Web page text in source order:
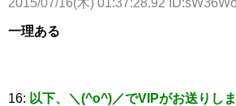
2015/07/16(木) 01:37:28.92
一理ある
16: 以下、＼(^o^)／でVIPがお送りし